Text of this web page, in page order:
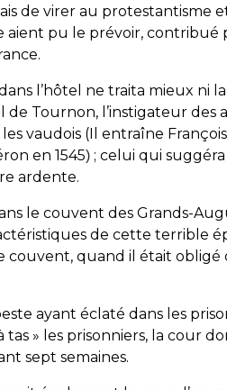
de virer au protestantisme
aient pu le prévoir, contribué
.
l’hôtel ne traita mieux ni
de Tournon, l’instigateur des
vaudois (Il entraîne
en 1545) ; celui qui suggéra
ardente.
le couvent des Grands-
de cette terrible
couvent, quand il était
ayant éclaté dans les
tas » les prisonniers, la cour
sept semaines.